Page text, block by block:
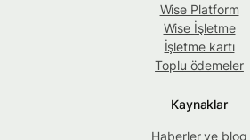
Wise Platform
Wise İşletme
İşletme kartı
Toplu ödemeler
Kaynaklar
Haberler ve blog